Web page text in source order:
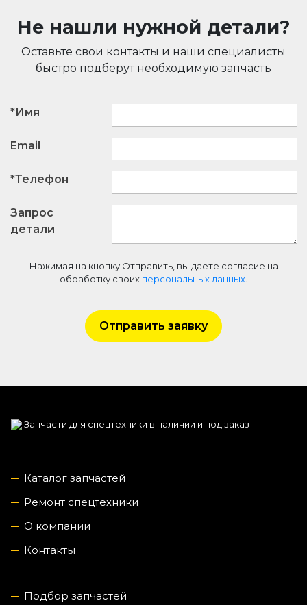
Не нашли нужной детали?
Оставьте свои контакты и наши специалисты
быстро подберут необходимую запчасть
*Имя
Email
*Телефон
Запрос
детали
Нажимая на кнопку Отправить, вы даете согласие на
обработку своих персональных данных
Отправить заявку
Запчасти для спецтехники в наличии и под заказ
Каталог запчастей
Ремонт спецтехники
О компании
Контакты
Подбор запчастей